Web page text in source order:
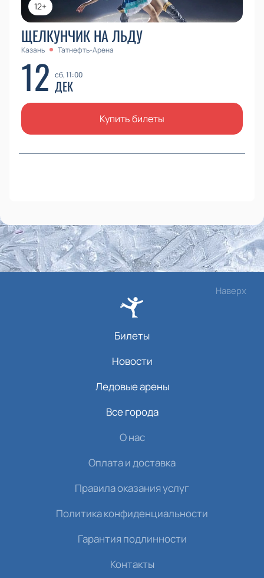
12+
ЩЕЛКУНЧИК НА ЛЬДУ
Казань Татнефть-Арена
12 сб, 11:00
ДЕК
Купить билеты
Наверх
Билеты
Новости
Ледовые арены
Все города
О нас
Оплата и доставка
Правила оказания услуг
Политика конфиденциальности
Гарантия подлинности
Контакты